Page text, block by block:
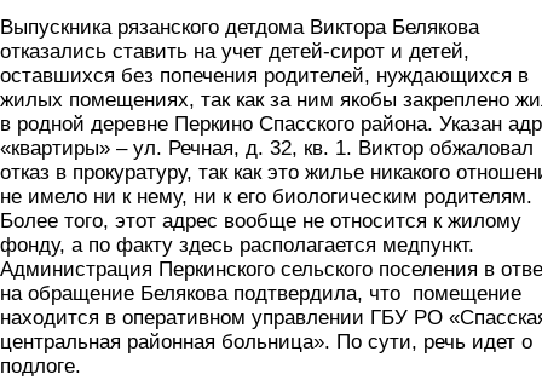
Выпускника рязанского детдома Виктора Белякова
отказались ставить на учет детей-сирот и детей,
оставшихся без попечения родителей, нуждающихся в
жилых помещениях, так как за ним якобы закреплено
в родной деревне Перкино Спасского района. Указан
«квартиры» – ул. Речная, д. 32, кв. 1. Виктор обжаловал
отказ в прокуратуру, так как это жилье никакого
не имело ни к нему, ни к его биологическим родителям.
Более того, этот адрес вообще не относится к жилому
фонду, а по факту здесь располагается медпункт.
Администрация Перкинского сельского поселения в
на обращение Белякова подтвердила, что помещение
находится в оперативном управлении ГБУ РО
центральная районная больница». По сути, речь идет о
подлоге.